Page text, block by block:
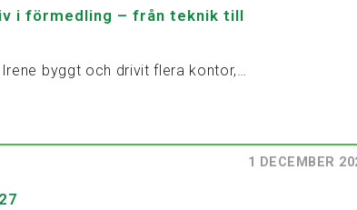
i förmedling – från teknik till
byggt och drivit flera kontor,…
1 DECEMBER